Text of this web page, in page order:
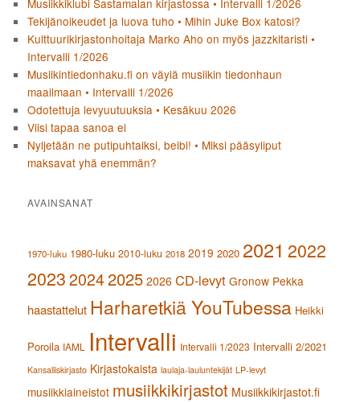
Musiikkiklubi Sastamalan kirjastossa • Intervalli 1/2026
Tekijänoikeudet ja luova tuho • Mihin Juke Box katosi?
Kulttuurikirjastonhoitaja Marko Aho on myös jazzkitaristi •
Intervalli 1/2026
Musiikintiedonhaku.fi on väylä musiikin tiedonhaun
maailmaan • Intervalli 1/2026
Odotettuja levyuutuuksia • Kesäkuu 2026
Viisi tapaa sanoa ei
Nyljetään ne putipuhtaiksi, beibi! • Miksi pääsyliput
maksavat yhä enemmän?
AVAINSANAT
1970-luku 1980-luku 2010-luku 2018 2019 2020 2021 2022
202320242025 2026 CD-levyt Gronow Pekka
haastattelut Harharetkiä YouTubessa Heikki
Poroila IAML Intervalli Intervalli 1/2023 Intervalli 2/2021
Kansalliskirjasto Kirjastokaista laulaja-lauluntekijät LP-levyt
musiikkiaineistot musiikkikirjastot Musiikkikirjastot.fi